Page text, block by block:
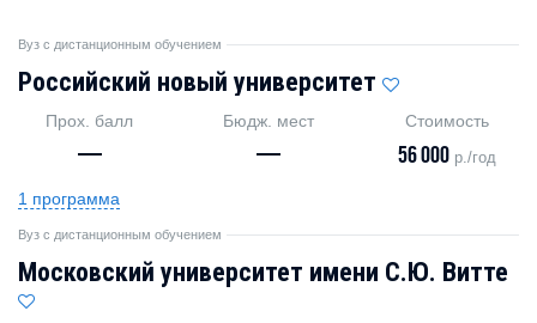
Вуз с дистанционным обучением
Российский новый университет
Прох. балл
—
Бюдж. мест
—
Стоимость
56 000 р./год
1 программа
Вуз с дистанционным обучением
Московский университет имени С.Ю. Витте